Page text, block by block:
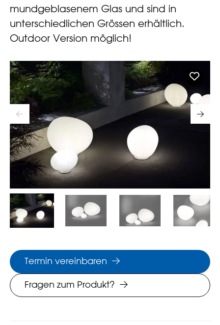
mundgeblasenem Glas und sind in
unterschiedlichen Grössen erhältlich.
Outdoor Version möglich!
Termin vereinbaren
Fragen zum Produkt?